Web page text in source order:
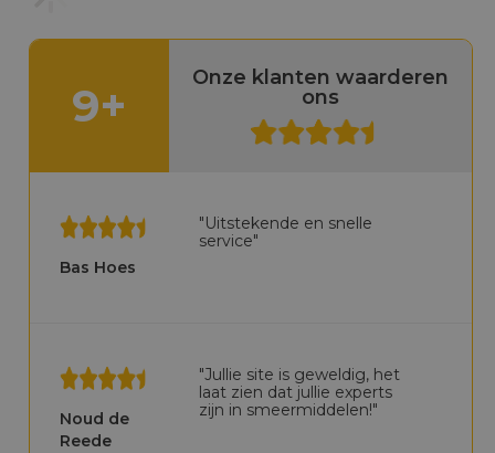
9+
Onze klanten waarderen
ons
Bas Hoes
"Uitstekende en snelle
service"
Noud de
Reede
"Jullie site is geweldig, het
laat zien dat jullie experts
zijn in smeermiddelen!"